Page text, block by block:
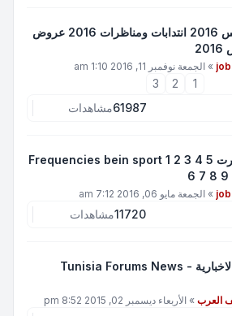
عروض الشغل في تونس 2016 انتدابات ومناظرات 2016 عروض
» الجمعة نوفمبر 11, 2016 1:10 am
1
2
3
61987مشاهدات
تردد قنوات بي ان سبورت Frequencies bein sport 1 2 3 4 5
6 7 8 9
» الجمعة مايو 06, 2016 7:12 am
11720مشاهدات
قوانين منتديات تونس الاخبارية - Tunisia Forums News
العرب » الأربعاء ديسمبر 02, 2015 8:52 pm